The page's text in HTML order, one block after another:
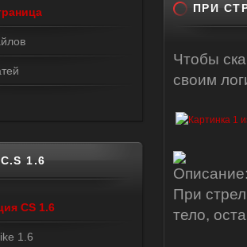
ПРИ
Чтобы
своим
При
тело,
1.6
CS 1.6
1.6